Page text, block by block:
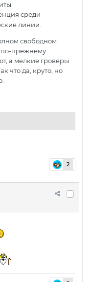
среди
линии.
свободном
по-прежнему.
а мелкие гроверы
что да, круто, но
2